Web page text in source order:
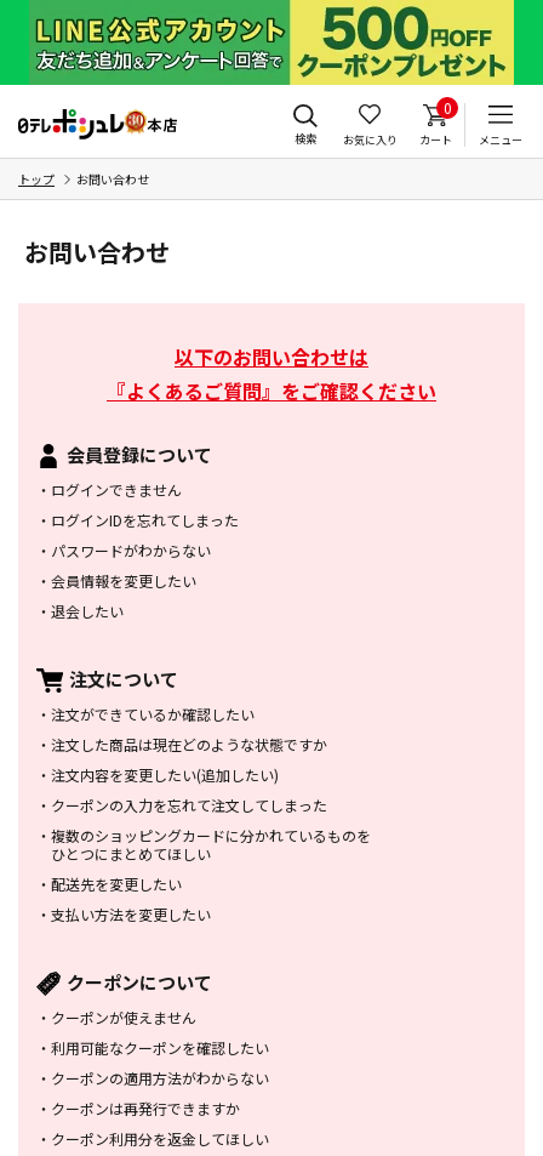
検索 お気に入り
0
カート メニュー
トップ お問い合わせ
お問い合わせ
以下のお問い合わせは
『よくあるご質問』をご確認ください
会員登録について
・ ログインできません
・ ログインIDを忘れてしまった
・ パスワードがわからない
・ 会員情報を変更したい
・ 退会したい
注文について
・ 注文ができているか確認したい
・ 注文した商品は現在どのような状態ですか
・ 注文内容を変更したい(追加したい)
・ クーポンの入力を忘れて注文してしまった
・ 複数のショッピングカードに分かれているものを
ひとつにまとめてほしい
・ 配送先を変更したい
・ 支払い方法を変更したい
クーポンについて
・ クーポンが使えません
・ 利用可能なクーポンを確認したい
・ クーポンの適用方法がわからない
・ クーポンは再発行できますか
・ クーポン利用分を返金してほしい